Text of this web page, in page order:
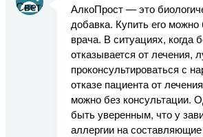
АлкоПрост — это
добавка. Купить его можно
врача. В ситуациях, когда
отказывается от лечения,
проконсультироваться с
отказе пациента от
можно без консультации.
быть уверенным, что у
аллергии на